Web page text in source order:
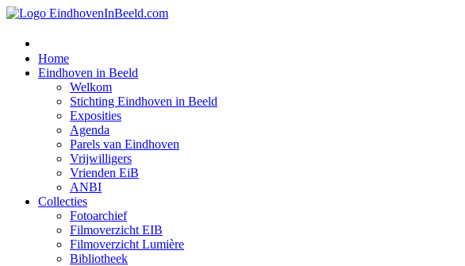
Home
Eindhoven in Beeld
Welkom
Stichting Eindhoven in Beeld
Exposities
Agenda
Parels van Eindhoven
Vrijwilligers
Vrienden EiB
ANBI
Collecties
Fotoarchief
Filmoverzicht EIB
Filmoverzicht Lumière
Bibliotheek